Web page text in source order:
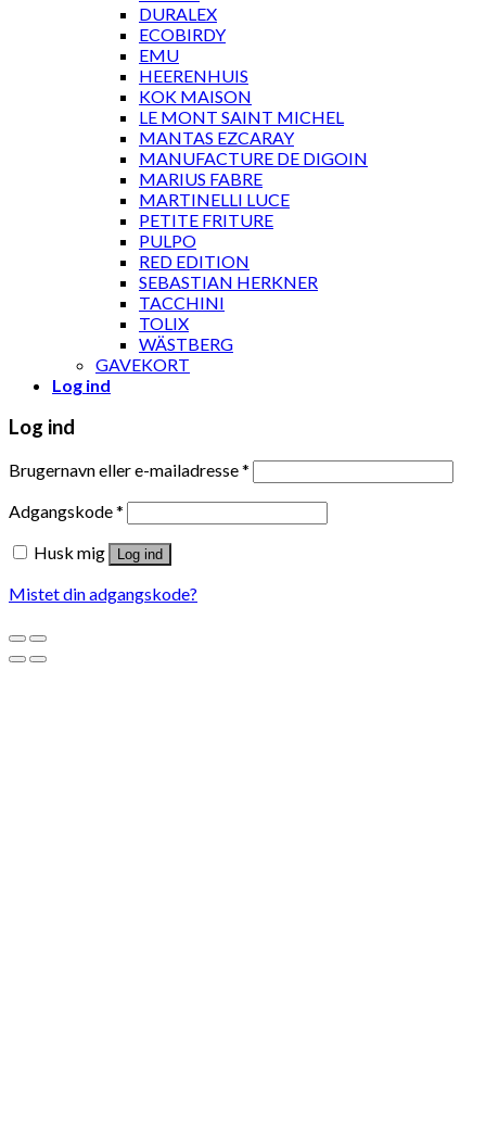
DURALEX
ECOBIRDY
EMU
HEERENHUIS
KOK MAISON
LE MONT SAINT MICHEL
MANTAS EZCARAY
MANUFACTURE DE DIGOIN
MARIUS FABRE
MARTINELLI LUCE
PETITE FRITURE
PULPO
RED EDITION
SEBASTIAN HERKNER
TACCHINI
TOLIX
WÄSTBERG
GAVEKORT
Log ind
Log ind
Brugernavn eller e-mailadresse*
Adgangskode*
Husk mig
Log ind
Mistet din adgangskode?